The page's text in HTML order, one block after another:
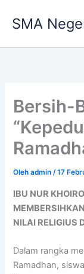
SMA
Bersih-
Olehadmin/17
IBU NUR
NILAI RELIGIUS
Dalam rangka
Ramadhan,